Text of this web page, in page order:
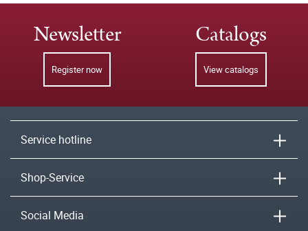
Newsletter
Register now
Catalogs
View catalogs
Service hotline
Shop-Service
Social Media